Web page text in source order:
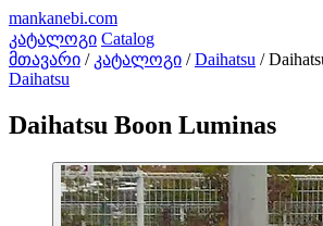
mankanebi.com
კატალოგი Catalog
მთავარი / კატალოგი / Daihatsu /
Daihatsu
Daihatsu Boon Luminas